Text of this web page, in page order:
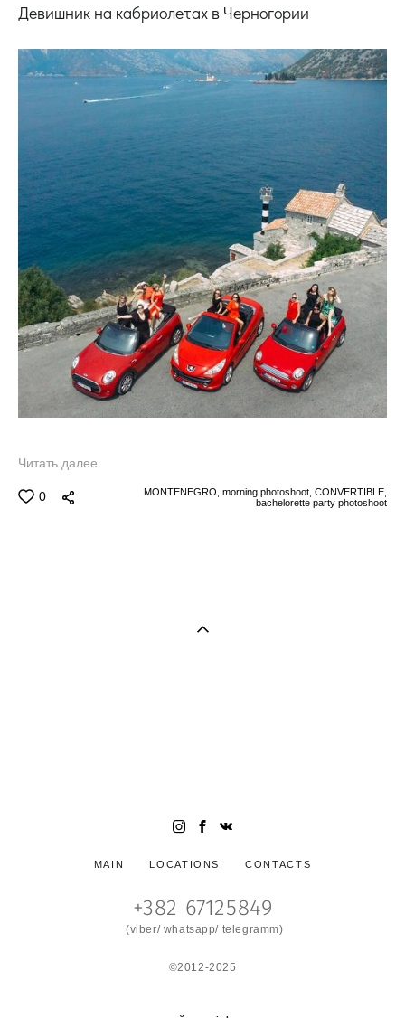
Читать далее
0 MONTENEGRO, morning photoshoot, CONVERTIBLE,
bachelorette party photoshoot
Девишник на кабриолетах в Черногории
MAIN LOCATIONS CONTACTS
+382 67125849
(viber/ whatsapp/ telegramm)
©2012-2025